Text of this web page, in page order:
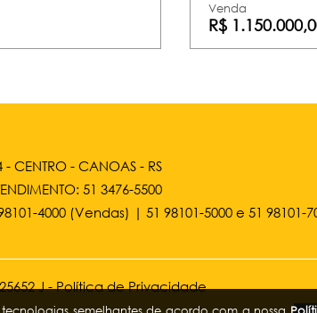
Venda
R$
- CENTRO - CANOAS - RS
51 3476-5500
4000 (Vendas) |51 98101-5000 e51 98101-
J -Política de Privacidade